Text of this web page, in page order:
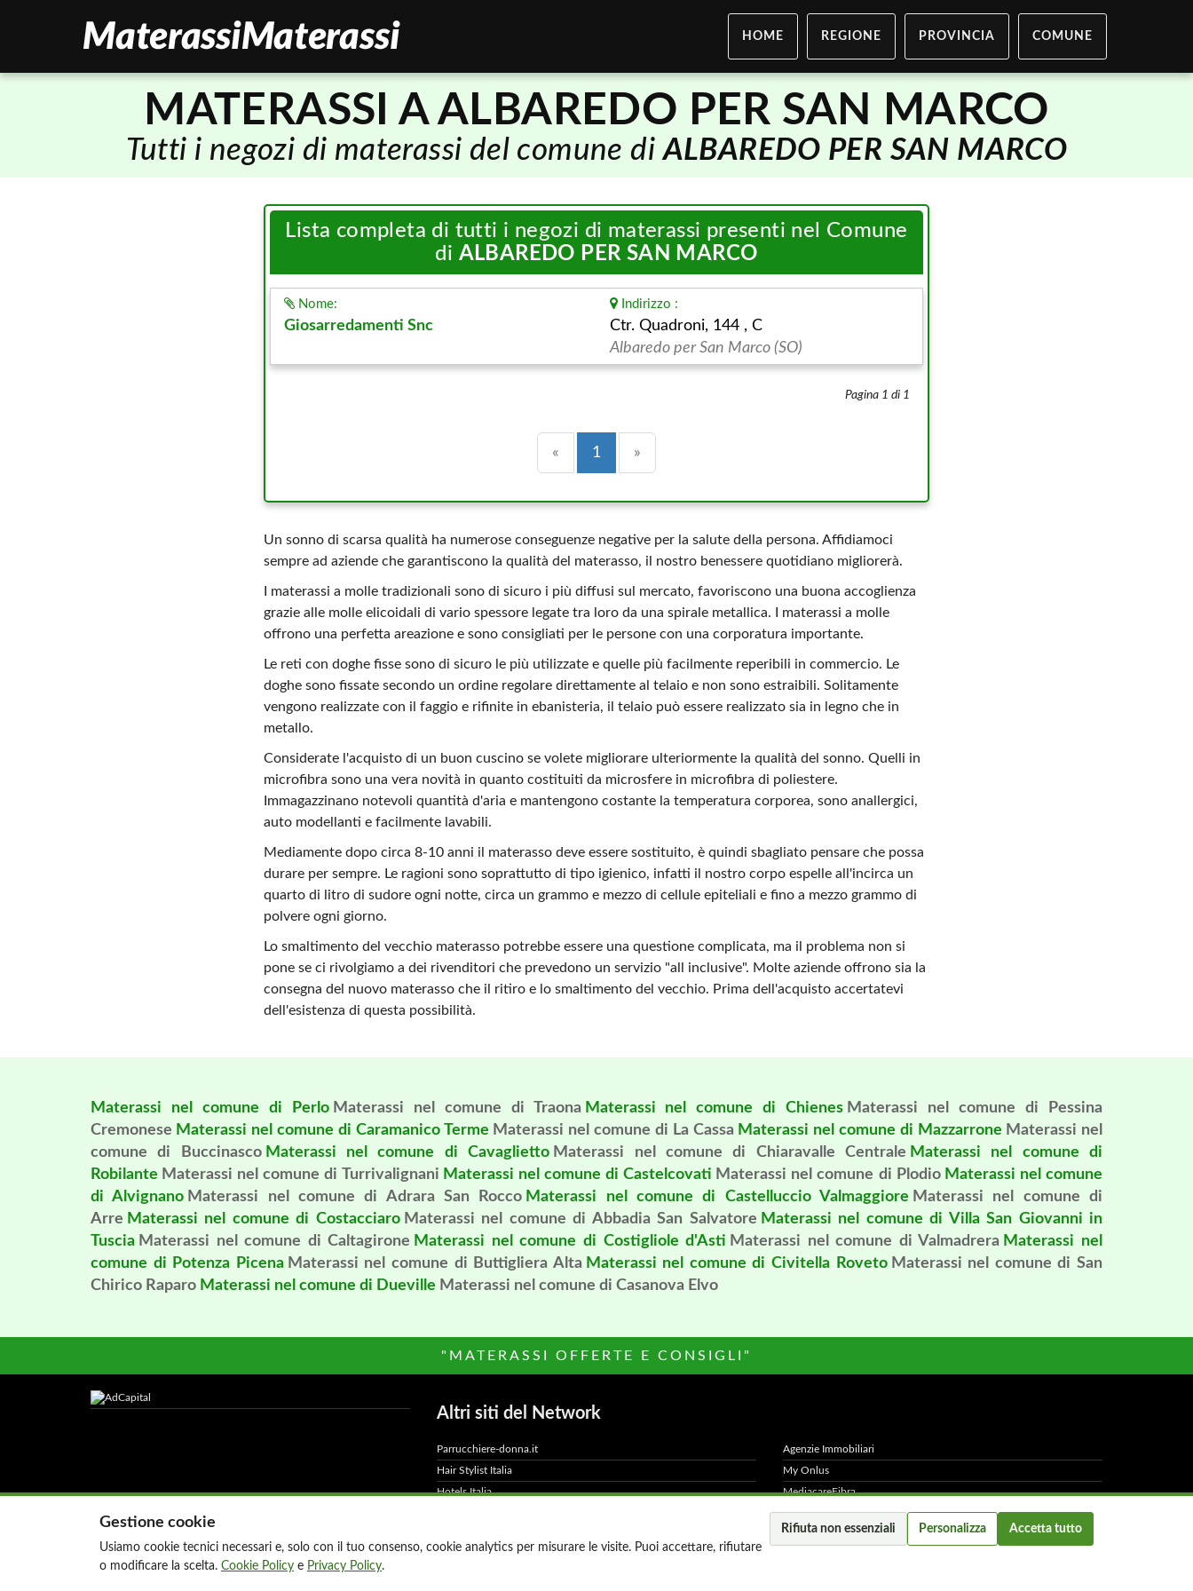
HOME REGIONE PROVINCIA COMUNE
MATERASSI A ALBAREDO PER SAN MARCO
Tutti i negozi di materassi del comune diALBAREDO PER SAN MARCO
Lista completa di tutti i negozi di materassi presenti nel Comune
di ALBAREDO PER SAN MARCO
Nome:
Giosarredamenti Snc
Indirizzo :
Ctr. Quadroni, 144 , C
Albaredo per San Marco (SO)
Pagina 1 di 1
« Precedente
1 (current)
»
Un sonno di scarsa qualità ha numerose conseguenze negative per la salute della persona. Affidiamoci
sempre ad aziende che garantiscono la qualità del materasso, il nostro benessere quotidiano migliorerà.
I materassi a molle tradizionali sono di sicuro i più diffusi sul mercato, favoriscono una buona accoglienza
grazie alle molle elicoidali di vario spessore legate tra loro da una spirale metallica. I materassi a molle
offrono una perfetta areazione e sono consigliati per le persone con una corporatura importante.
Le reti con doghe fisse sono di sicuro le più utilizzate e quelle più facilmente reperibili in commercio. Le
doghe sono fissate secondo un ordine regolare direttamente al telaio e non sono estraibili. Solitamente
vengono realizzate con il faggio e rifinite in ebanisteria, il telaio può essere realizzato sia in legno che in
metallo.
Considerate l'acquisto di un buon cuscino se volete migliorare ulteriormente la qualità del sonno. Quelli in
microfibra sono una vera novità in quanto costituiti da microsfere in microfibra di poliestere.
Immagazzinano notevoli quantità d'aria e mantengono costante la temperatura corporea, sono anallergici,
auto modellanti e facilmente lavabili.
Mediamente dopo circa 8-10 anni il materasso deve essere sostituito, è quindi sbagliato pensare che possa
durare per sempre. Le ragioni sono soprattutto di tipo igienico, infatti il nostro corpo espelle all'incirca un
quarto di litro di sudore ogni notte, circa un grammo e mezzo di cellule epiteliali e fino a mezzo grammo di
polvere ogni giorno.
Lo smaltimento del vecchio materasso potrebbe essere una questione complicata, ma il problema non si
pone se ci rivolgiamo a dei rivenditori che prevedono un servizio "all inclusive". Molte aziende offrono sia la
consegna del nuovo materasso che il ritiro e lo smaltimento del vecchio. Prima dell'acquisto accertatevi
dell'esistenza di questa possibilità.
Materassi nel comune di Perlo Materassi nel comune di Traona Materassi nel comune di Chienes Materassi nel comune di Pessina
Cremonese Materassi nel comune di Caramanico Terme Materassi nel comune di La Cassa Materassi nel comune di Mazzarrone Materassi nel
comune di Buccinasco Materassi nel comune di Cavaglietto Materassi nel comune di Chiaravalle Centrale Materassi nel comune di
Robilante Materassi nel comune di Turrivalignani Materassi nel comune di Castelcovati Materassi nel comune di Plodio Materassi nel comune
di Alvignano Materassi nel comune di Adrara San Rocco Materassi nel comune di Castelluccio Valmaggiore Materassi nel comune di
Arre Materassi nel comune di Costacciaro Materassi nel comune di Abbadia San Salvatore Materassi nel comune di Villa San Giovanni in
Tuscia Materassi nel comune di Caltagirone Materassi nel comune di Costigliole d'Asti Materassi nel comune di Valmadrera Materassi nel
comune di Potenza Picena Materassi nel comune di Buttigliera Alta Materassi nel comune di Civitella Roveto Materassi nel comune di San
Chirico Raparo Materassi nel comune di Dueville Materassi nel comune di Casanova Elvo
"MATERASSI OFFERTE E CONSIGLI"
Altri siti del Network
Parrucchiere-donna.it
Agenzie Immobiliari
Hair Stylist Italia
My Onlus
Hotels Italia
MediacareFibra
AdCapital
Di chi e
© Copyright 2026 AdCapital S.r.l. - P.IVA IT11372821006 -
Gestione cookie
Usiamo cookie tecnici necessari e, solo con il tuo consenso, cookie analytics per misurare le visite. Puoi accettare, rifiutare
o modificare la scelta. Cookie Policy e Privacy Policy.
Rifiuta non essenziali Personalizza Accetta tutto